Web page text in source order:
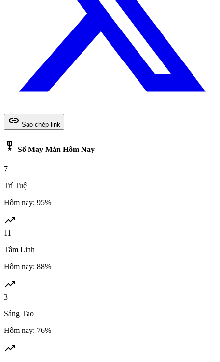
link Sao chép link
military_tech Số May Mắn Hôm Nay
7
Trí Tuệ
Hôm nay: 95%
trending_up
11
Tâm Linh
Hôm nay: 88%
trending_up
3
Sáng Tạo
Hôm nay: 76%
trending_up